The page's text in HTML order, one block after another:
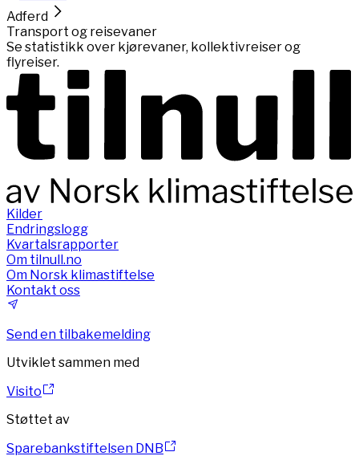
Adferd
Transport og reisevaner
Se statistikk over kjørevaner, kollektivreiser og
flyreiser.
Kilder
Endringslogg
Kvartalsrapporter
Om tilnull.no
Om Norsk klimastiftelse
Kontakt oss
Send en tilbakemelding
Utviklet sammen med
Visito
Støttet av
Sparebankstiftelsen DNB